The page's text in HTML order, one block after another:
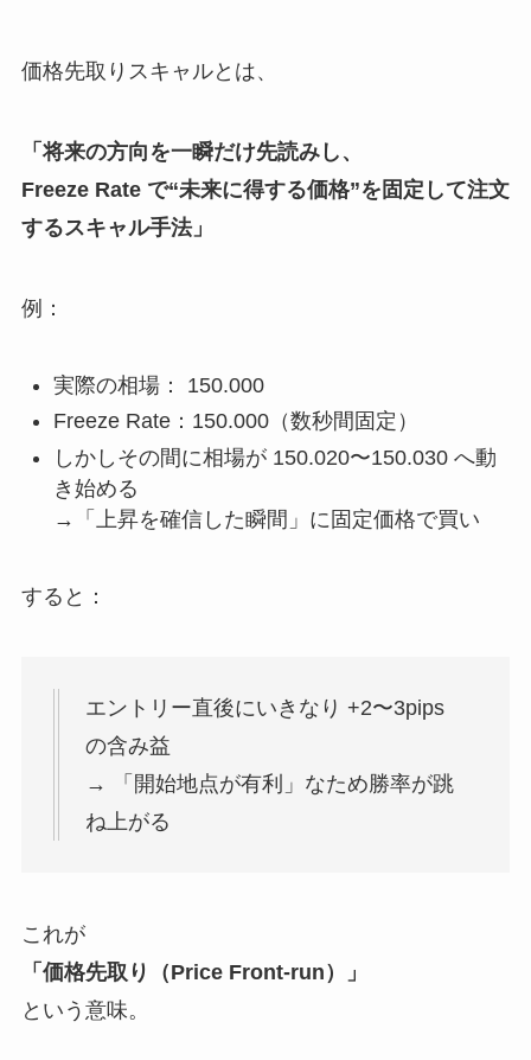
価格先取りスキャルとは、
「将来の方向を一瞬だけ先読みし、
Freeze Rate で“未来に得する価格”を固定して注文
するスキャル手法」
例：
実際の相場： 150.000
Freeze Rate：150.000（数秒間固定）
しかしその間に相場が 150.020〜150.030 へ動
き始める
→「上昇を確信した瞬間」に固定価格で買い
すると：
エントリー直後にいきなり +2〜3pips
の含み益
→ 「開始地点が有利」なため勝率が跳
ね上がる
これが
「価格先取り（Price Front-run）」
という意味。